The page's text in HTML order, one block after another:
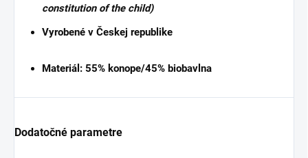
constitution of the child)
Vyrobené v Českej republike
Materiál : 55% konope/45% biobavlna
Dodatočné parametre